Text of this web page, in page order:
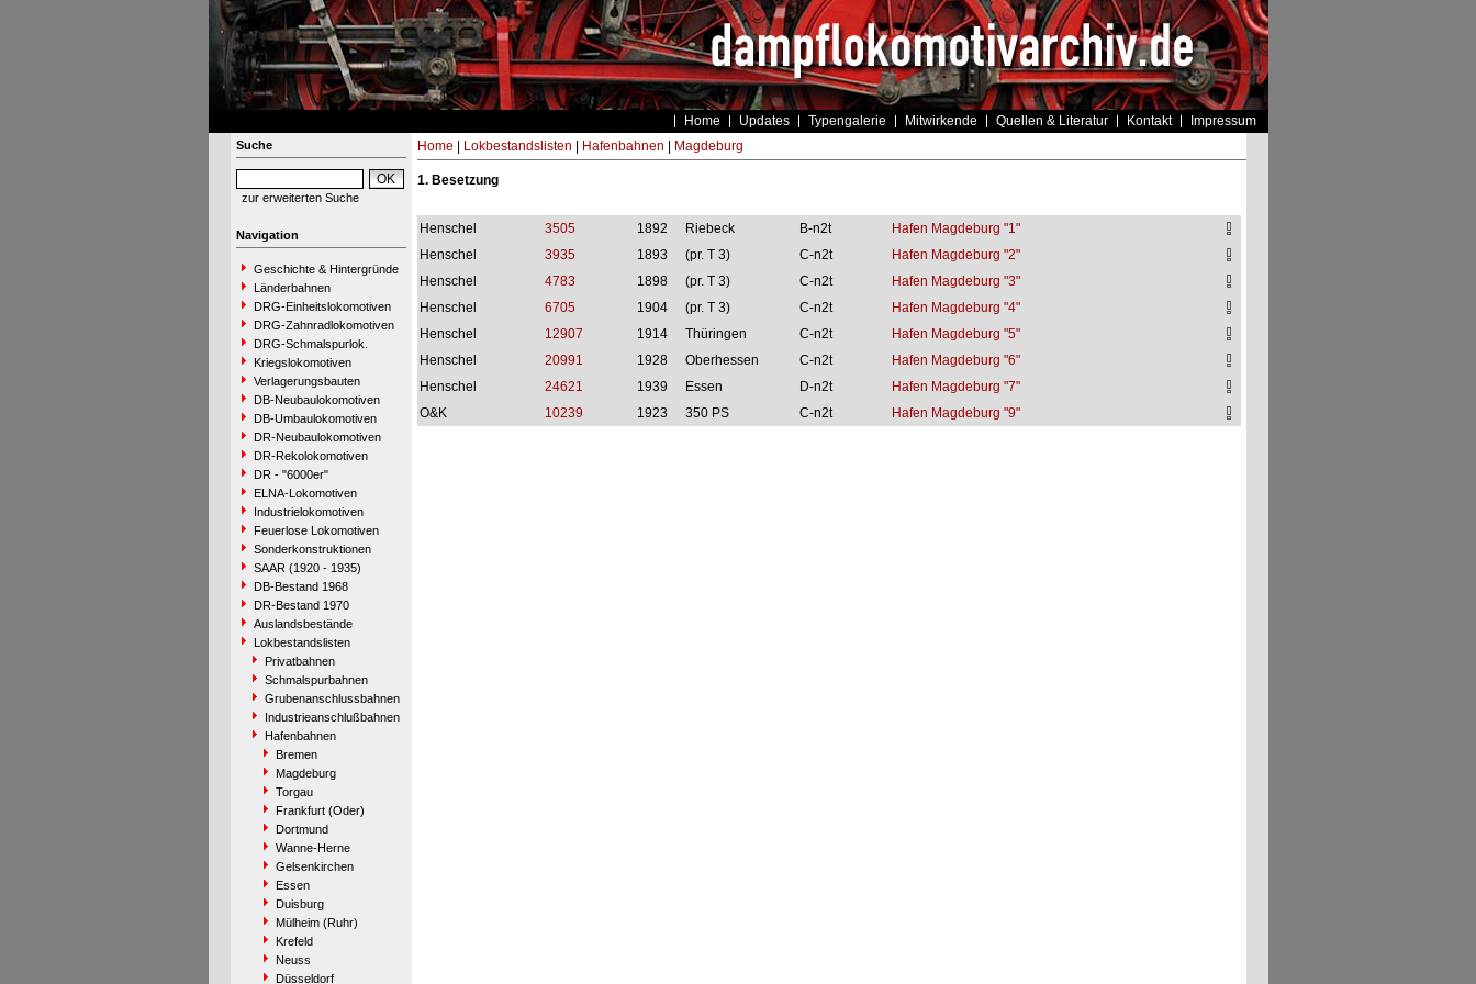
Home Updates Typengalerie Mitwirkende Quellen & Literatur Kontakt Impressum
Suche
zur erweiterten Suche
Navigation
Geschichte & Hintergründe
Länderbahnen
DRG-Einheitslokomotiven
DRG-Zahnradlokomotiven
DRG-Schmalspurlok.
Kriegslokomotiven
Verlagerungsbauten
DB-Neubaulokomotiven
DB-Umbaulokomotiven
DR-Neubaulokomotiven
DR-Rekolokomotiven
DR - "6000er"
ELNA-Lokomotiven
Industrielokomotiven
Feuerlose Lokomotiven
Sonderkonstruktionen
SAAR (1920 - 1935)
DB-Bestand 1968
DR-Bestand 1970
Auslandsbestände
Lokbestandslisten
Privatbahnen
Schmalspurbahnen
Grubenanschlussbahnen
Industrieanschlußbahnen
Hafenbahnen
Bremen
Magdeburg
Torgau
Frankfurt (Oder)
Dortmund
Wanne-Herne
Gelsenkirchen
Essen
Duisburg
Mülheim (Ruhr)
Krefeld
Neuss
Düsseldorf
Home Lokbestandslisten Hafenbahnen Magdeburg
1. Besetzung
Henschel 3505 1892 Riebeck B-n2t
Hafen Magdeburg "1"
Henschel
3935 1893 (pr. T 3) C-n2t
Hafen Magdeburg "2"
Henschel
4783 1898 (pr. T 3) C-n2t
Hafen Magdeburg "3"
Henschel
6705 1904 (pr. T 3) C-n2t
Hafen Magdeburg "4"
Henschel
12907 1914 Thüringen C-n2t
Hafen Magdeburg "5"
Henschel
20991 1928 Oberhessen C-n2t
Hafen Magdeburg "6"
Henschel
24621 1939 Essen D-n2t
Hafen Magdeburg "7"
O&K
10239 1923 350 PS C-n2t Hafen Magdeburg "9"